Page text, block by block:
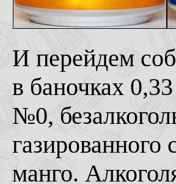
И перейдем
в баночках
№0,
газированного
манго.